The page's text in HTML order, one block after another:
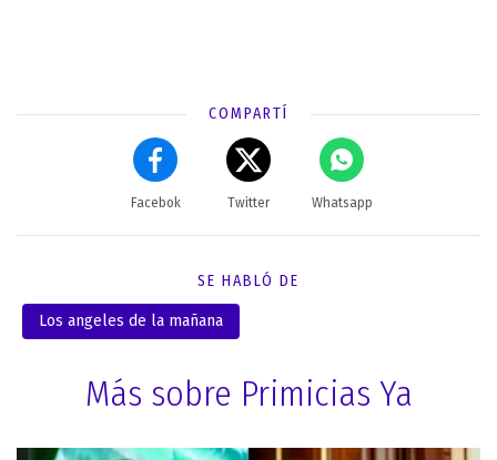
COMPARTÍ
Facebok Twitter Whatsapp
SE HABLÓ DE
Los angeles de la mañana
Más sobre Primicias Ya